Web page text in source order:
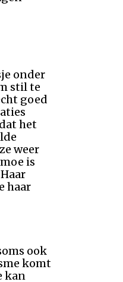
onder
stil te
goed
het
weer
is
haar
ook
komt
kan